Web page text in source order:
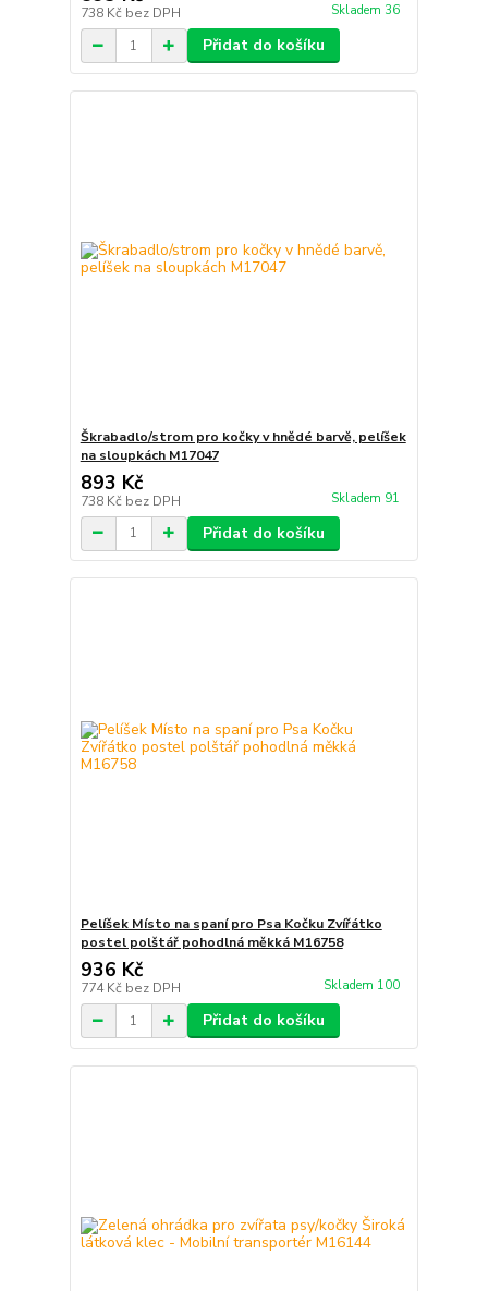
738 Kč bez DPH Skladem 36
Přidat do košíku
Škrabadlo/strom pro kočky v hnědé barvě, pelíšek
na sloupkách M17047
893 Kč
738 Kč bez DPH Skladem 91
Přidat do košíku
Pelíšek Místo na spaní pro Psa Kočku Zvířátko
postel polštář pohodlná měkká M16758
936 Kč
774 Kč bez DPH Skladem 100
Přidat do košíku